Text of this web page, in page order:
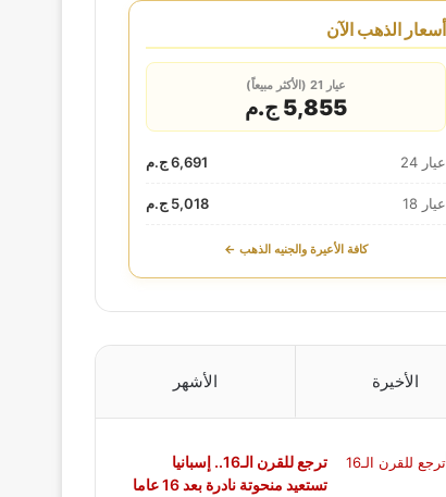
أسعار الذهب الآن
عيار 21 (الأكثر مبيعاً)
5,855 ج.م
عيار 24 6,691 ج.م
عيار 18 5,018 ج.م
كافة الأعيرة والجنيه الذهب ←
الأخيرة الأشهر
ترجع للقرن الـ16.. إسبانيا
تستعيد منحوتة نادرة بعد 16 عاما